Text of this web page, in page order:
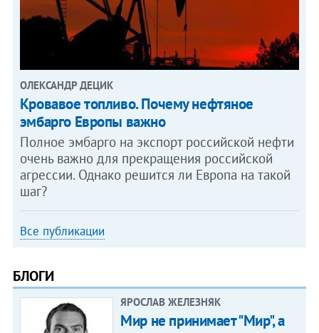
ОЛЕКСАНДР ДЕЦИК
Кровавое топливо. Почему нефтяное
эмбарго Европы важно
Полное эмбарго на экспорт российской нефти
очень важно для прекращения российской
агрессии. Однако решится ли Европа на такой
шаг?
Все публикации
БЛОГИ
ЯРОСЛАВ ЖЕЛЕЗНЯК
Мир не принимает "Мир", а